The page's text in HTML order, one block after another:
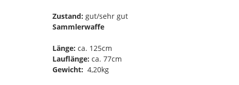
Zustand: gut/sehr gut
Sammlerwaffe
Länge: ca. 125cm
Lauflänge: ca. 77cm
Gewicht: 4,20kg